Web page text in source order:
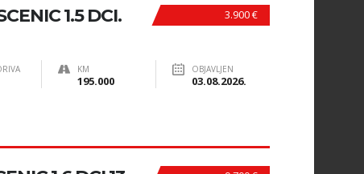
3.900 €
1.5 DCI.
KM
195.000
OBJAVLJEN
03.08.2026.